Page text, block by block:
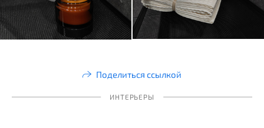
Поделиться ссылкой
ИНТЕРЬЕРЫ